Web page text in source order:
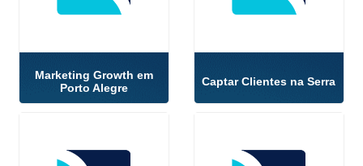
Marketing Growth em
Porto Alegre
Captar Clientes na Serra